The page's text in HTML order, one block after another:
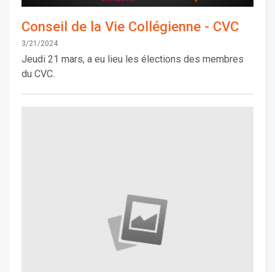
Conseil de la Vie Collégienne - CVC
3/21/2024
Jeudi 21 mars, a eu lieu les élections des membres
du CVC.